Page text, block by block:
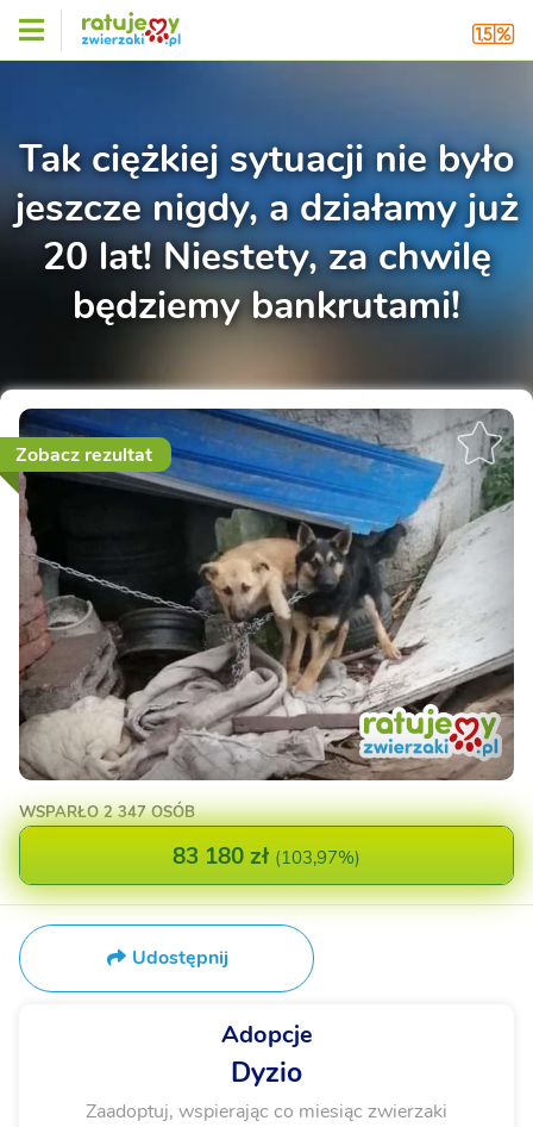
Tak ciężkiej sytuacji nie było
jeszcze nigdy, a działamy już
20 lat! Niestety, za chwilę
będziemy bankrutami!
Zobacz rezultat
WSPARŁO2 347 OSÓB
83 180 zł (103,97%)
Udostępnij
Adopcje
Dyzio
Zaadoptuj, wspierając co miesiąc zwierzaki